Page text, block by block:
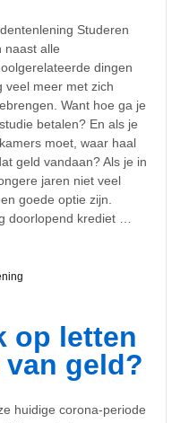
Studeren
naast alle
dingen
veel meer met zich
Want hoe ga je
betalen? En als je
moet, waar haal
geld vandaan? Als je in
jaren niet veel
goede optie zijn.
doorlopend krediet …
op letten
geld?
huidige corona-periode